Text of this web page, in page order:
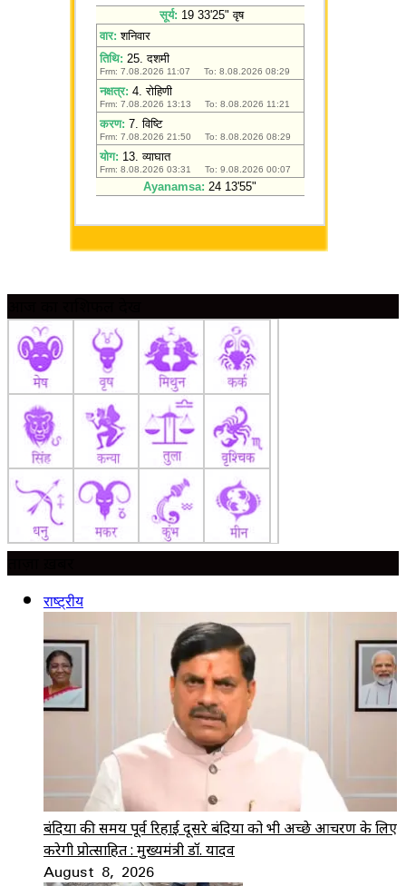
राष्ट्रीय
बंदियों की समय पूर्व रिहाई दूसरे बंदियों को भी अच्छे आचरण के लिए
करेगी प्रोत्साहित : मुख्यमंत्री डॉ. यादव
August 8, 2026